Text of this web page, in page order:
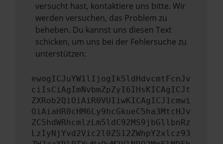
versucht hast, kontaktiere uns bitte. Wir
werden versuchen, das Problem zu
beheben. Du kannst uns diesen Text
schicken, um uns bei der Fehlersuche zu
unterstützen:
ewogICJuYW1lIjogIk5ldHdvcmtFcnJv
ciIsCiAgImNvbmZpZyI6IHsKICAgICJt
ZXRob2QiOiAiR0VUIiwKICAgICJ1cmwi
OiAiaHR0cHM6Ly9hcGkueC5ha3MtcHJv
ZC5hdWRhcmlzLm5ldC92MS9jbGllbnRz
LzIyNjYvd2Vic2l0ZS12ZWhpY2xlcz93